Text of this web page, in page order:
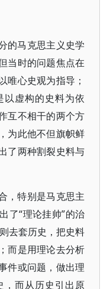
的马克思主义史学
当时的问题焦点在
唯心史观为指导；
虚构的史料为依
互不相干的两个方
为此他不但旗帜鲜
了两种割裂史料与
，特别是马克思主
了“理论挂帅”的治
去套历史，把史料
而是用理论去分析
件或问题，做出理
，而从历史引出原